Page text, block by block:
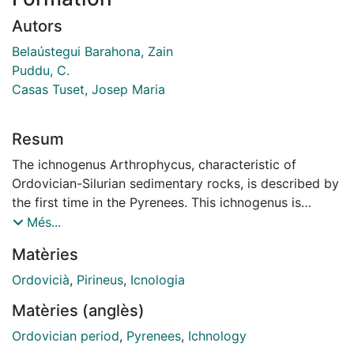
Autors
Belaústegui Barahona, Zain
Puddu, C.
Casas Tuset, Josep Maria
Resum
The ichnogenus Arthrophycus, characteristic of
Ordovician-Silurian sedimentary rocks, is described by
the first time in the Pyrenees. This ichnogenus is
located in fine-grained sandstones of the upper part
of the southern slope of the la Rabassa Dome, close to
the Andorra-Spain border. Studied samples exhibit
1852, and in particular to the ichnospecies A.
brongniartii (=A. linearis) (Harlan, 1832). Bioturbation
Més...
Matèries
Ordovicià, Pirineus, Icnologia
Matèries (anglès)
Ordovician period, Pyrenees, Ichnology